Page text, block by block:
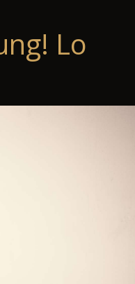
Lo